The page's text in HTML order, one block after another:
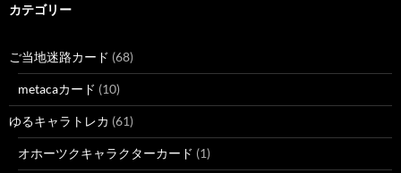
カテゴリー
ご当地迷路カード (68)
metacaカード (10)
ゆるキャラトレカ (61)
オホーツクキャラクターカード (1)